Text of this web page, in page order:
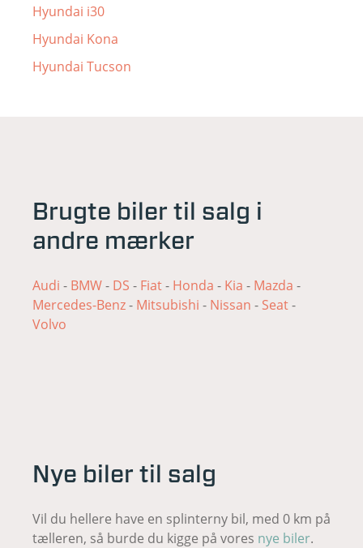
Hyundai i30
Hyundai Kona
Hyundai Tucson
Brugte biler til salg i
andre mærker
Audi - BMW- DS - Fiat- Honda - Kia - Mazda -
Mercedes-Benz- Mitsubishi - Nissan - Seat-
Volvo
Nye biler til salg
Vil du hellere have en splinterny bil, med 0 km på
tælleren, så burde du kigge på vores nye biler.